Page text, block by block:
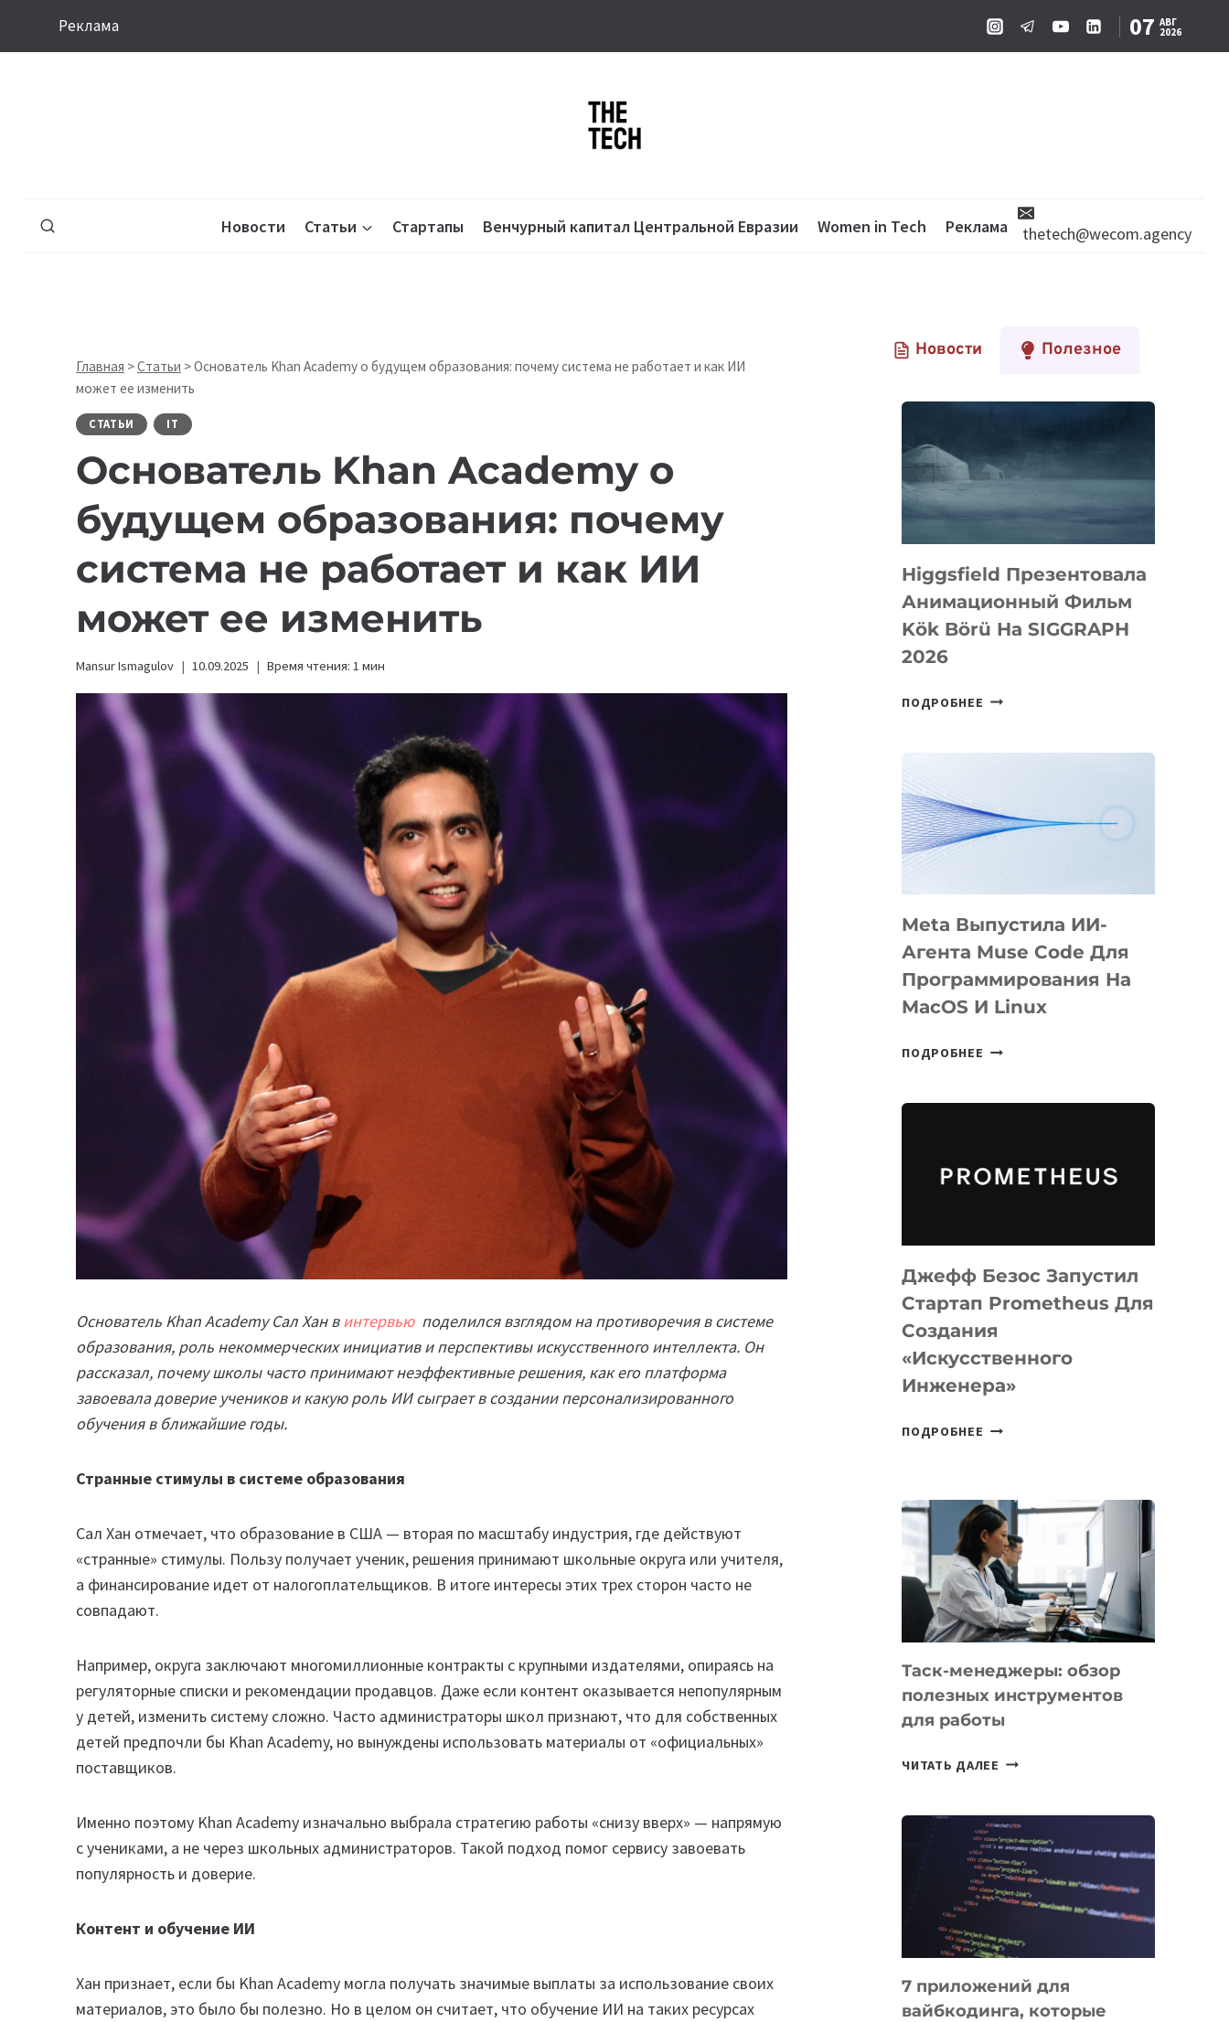
Реклама 07 АВГ
2026
Новости Статьи Стартапы Венчурный капитал Центральной Евразии Women in Tech Реклама thetech@wecom.agency
Главная >Статьи >Основатель Khan Academy о будущем образования: почему система не работает и как ИИ
может ее изменить
СТАТЬИ IT
Основатель Khan Academy о
будущем образования: почему
система не работает и как ИИ
может ее изменить
Mansur Ismagulov 10.09.2025 Время чтения: 1 мин
Основатель Khan Academy Сал Хан винтервьюподелился взглядом на противоречия в системе
образования, роль некоммерческих инициатив и перспективы искусственного интеллекта. Он
рассказал, почему школы часто принимают неэффективные решения, как его платформа
завоевала доверие учеников и какую роль ИИ сыграет в создании персонализированного
обучения в ближайшие годы.
Странные стимулы в системе образования
Сал Хан отмечает, что образование в США — вторая по масштабу индустрия, где действуют
«странные» стимулы. Пользу получает ученик, решения принимают школьные округа или учителя,
а финансирование идет от налогоплательщиков. В итоге интересы этих трех сторон часто не
совпадают.
Например, округа заключают многомиллионные контракты с крупными издателями, опираясь на
регуляторные списки и рекомендации продавцов. Даже если контент оказывается непопулярным
у детей, изменить систему сложно. Часто администраторы школ признают, что для собственных
детей предпочли бы Khan Academy, но вынуждены использовать материалы от «официальных»
поставщиков.
Именно поэтому Khan Academy изначально выбрала стратегию работы «снизу вверх» — напрямую
с учениками, а не через школьных администраторов. Такой подход помог сервису завоевать
популярность и доверие.
Контент и обучение ИИ
Хан признает, если бы Khan Academy могла получать значимые выплаты за использование своих
материалов, это было бы полезно. Но в целом он считает, что обучение ИИ на таких ресурсах
Новости Полезное
Higgsfield Презентовала
Анимационный Фильм
Kök Börü На SIGGRAPH
2026
ПОДРОБНЕЕ HIGGSFIELD
BÖRÜ
НА
Meta Выпустила ИИ-
Агента Muse Code Для
Программирования На
MacOS И Linux
ПОДРОБНЕЕ META
ДЛЯ
И
LINUX
Джефф Безос Запустил
Стартап Prometheus Для
Создания
«искусственного
Инженера»
ПОДРОБНЕЕ ДЖЕФФ
PROMETHEUS
ДЛЯ
СОЗДАНИЯ
«ИСКУССТВЕННОГО
ИНЖЕНЕРА»
Таск-менеджеры: обзор
полезных инструментов
для работы
ЧИТАТЬ ДАЛЕЕ ТАСК-
ПОЛЕЗНЫХ
ИНСТРУМЕНТОВ
ДЛЯ
РАБОТЫ
7 приложений для
вайбкодинга, которые